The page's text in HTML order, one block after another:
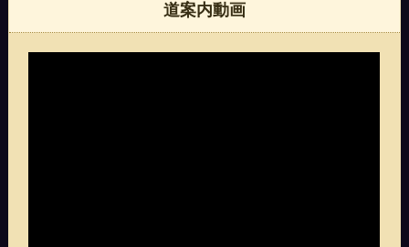
道案内動画